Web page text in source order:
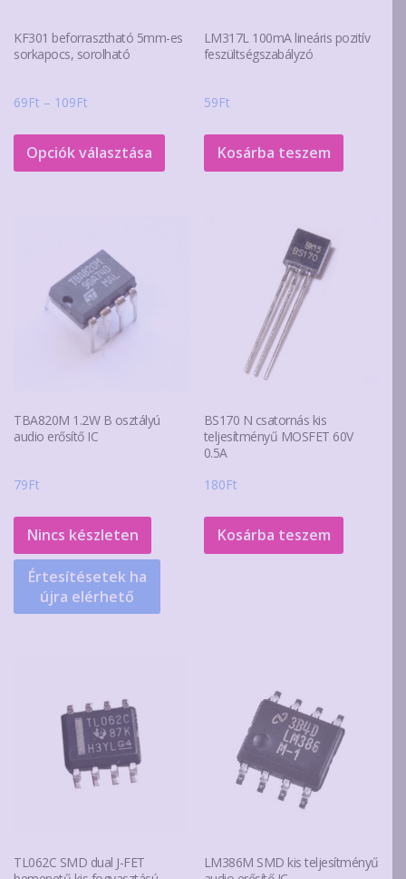
KF301 beforrasztható 5mm-es
sorkapocs, sorolható
69Ft – 109Ft
-
109Ft
Opciók választása
terméknek
termékoldalon
LM317L 100mA lineáris pozitív
feszültségszabályzó
59Ft
Kosárba teszem
TBA820M 1.2W B osztályú
audio erősítő IC
79Ft
Nincs készleten
Értesítésetek ha
újra elérhető
BS170 N csatornás kis
teljesítményű MOSFET 60V
0.5A
180Ft
Kosárba teszem
TL062C SMD dual J-FET
LM386M SMD kis teljesítményű